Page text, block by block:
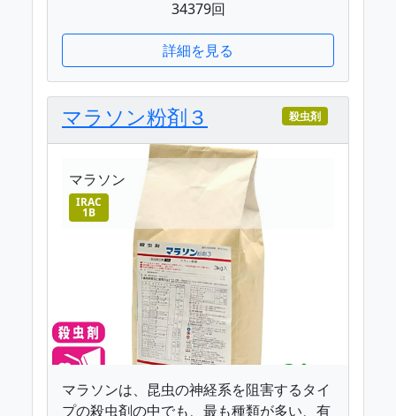
34379回
詳細を見る
マラソン粉剤３ 殺虫剤
マラソン
IRAC
1B
マラソンは、昆虫の神経系を阻害するタイ
プの殺虫剤の中でも、最も種類が多い、有